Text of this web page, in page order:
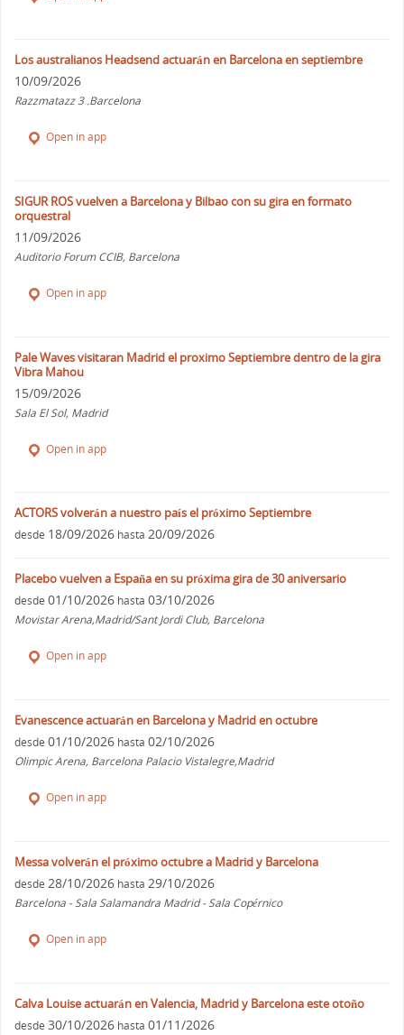
Los australianos Headsend actuarán en Barcelona en septiembre
10/09/2026
Razzmatazz 3 .Barcelona
Open in app
SIGUR ROS vuelven a Barcelona y Bilbao con su gira en formato
orquestral
11/09/2026
Auditorio Forum CCIB, Barcelona
Open in app
Pale Waves visitaran Madrid el proximo Septiembre dentro de la gira
Vibra Mahou
15/09/2026
Sala El Sol, Madrid
Open in app
ACTORS volverán a nuestro país el próximo Septiembre
desde 18/09/2026 hasta 20/09/2026
Placebo vuelven a España en su próxima gira de 30 aniversario
desde 01/10/2026 hasta 03/10/2026
Movistar Arena,Madrid/Sant Jordi Club, Barcelona
Open in app
Evanescence actuarán en Barcelona y Madrid en octubre
desde 01/10/2026 hasta 02/10/2026
Olimpic Arena, Barcelona Palacio Vistalegre,Madrid
Open in app
Messa volverán el próximo octubre a Madrid y Barcelona
desde 28/10/2026 hasta 29/10/2026
Barcelona - Sala Salamandra Madrid - Sala Copérnico
Open in app
Calva Louise actuarán en Valencia, Madrid y Barcelona este otoño
desde 30/10/2026 hasta 01/11/2026